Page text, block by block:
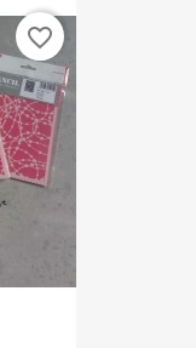
favorite_border